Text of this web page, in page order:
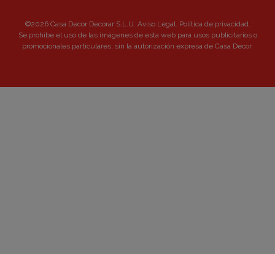
©2026 Casa Decor Decorar S.L.U. Aviso Legal. Política de privacidad.
Se prohibe el uso de las imágenes de esta web para usos publicitarios o
promocionales particulares, sin la autorización expresa de Casa Decor.